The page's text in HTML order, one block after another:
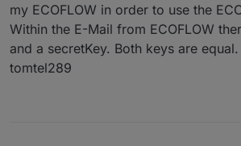
my ECOFLOW in order to use the
Within the E-Mail from ECOFLOW
and a secretKey. Both keys are
tomtel289